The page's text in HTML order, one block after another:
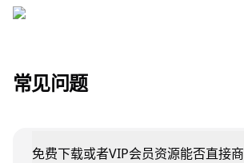
常见问题
免费下载或者VIP会员资源能否直接商